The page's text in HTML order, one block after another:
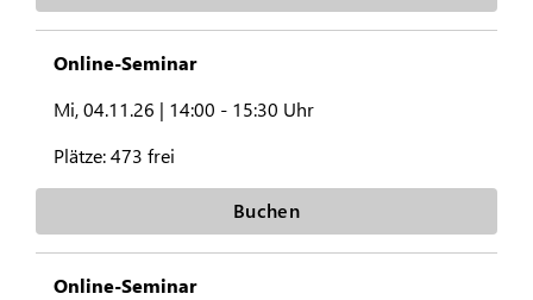
Online-Seminar
Mi, 04.11.26 | 14:00 - 15:30 Uhr
Plätze:473 frei
Buchen
Online-Seminar